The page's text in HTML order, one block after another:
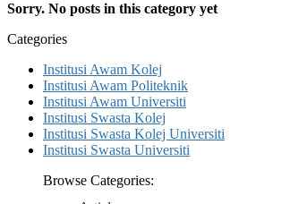
Sorry. No posts in this category yet
Categories
Institusi Awam Kolej
Institusi Awam Politeknik
Institusi Awam Universiti
Institusi Swasta Kolej
Institusi Swasta Kolej Universiti
Institusi Swasta Universiti
Browse Categories: